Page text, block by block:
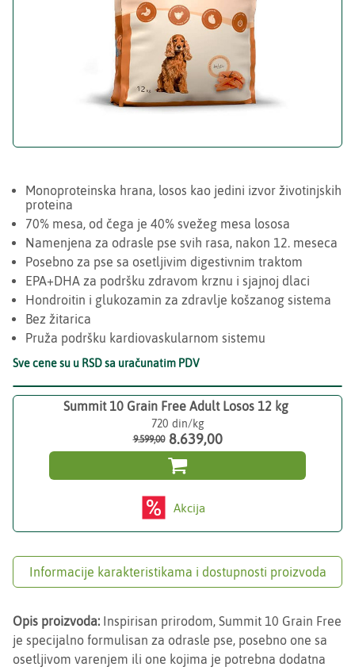
Monoproteinska hrana, losos kao jedini izvor životinjskih
proteina
70% mesa, od čega je 40% svežeg mesa lososa
Namenjena za odrasle pse svih rasa, nakon 12. meseca
Posebno za pse sa osetljivim digestivnim traktom
EPA+DHA za podršku zdravom krznu i sjajnoj dlaci
Hondroitin i glukozamin za zdravlje košzanog sistema
Bez žitarica
Pruža podršku kardiovaskularnom sistemu
Sve cene su u RSD sa uračunatim PDV
Summit 10 Grain Free Adult Losos 12 kg
720
9.599,00 8.639,00

Akcija
Informacije karakteristikama i dostupnosti proizvoda
Opis proizvoda: Inspirisan prirodom, Summit 10 Grain Free
je specijalno formulisan za odrasle pse, posebno one sa
osetljivom varenjem ili one kojima je potrebna dodatna